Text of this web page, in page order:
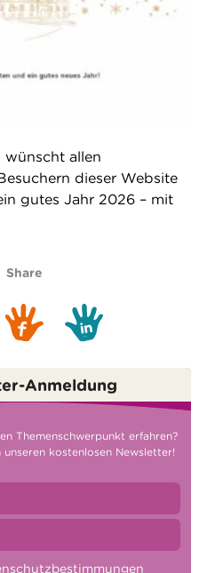
wünscht allen
dieser Website
gutes Jahr 2026 – mit
Share
Anmeldung
Themenschwerpunkt erfahren?
kostenlosen Newsletter!